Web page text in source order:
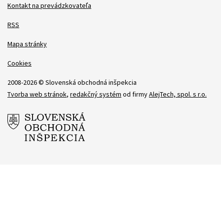
Kontakt na prevádzkovateľa
RSS
Mapa stránky
Cookies
2008-2026 © Slovenská obchodná inšpekcia
Tvorba web stránok, redakčný systém od firmyAlejTech, spol. s r.o.